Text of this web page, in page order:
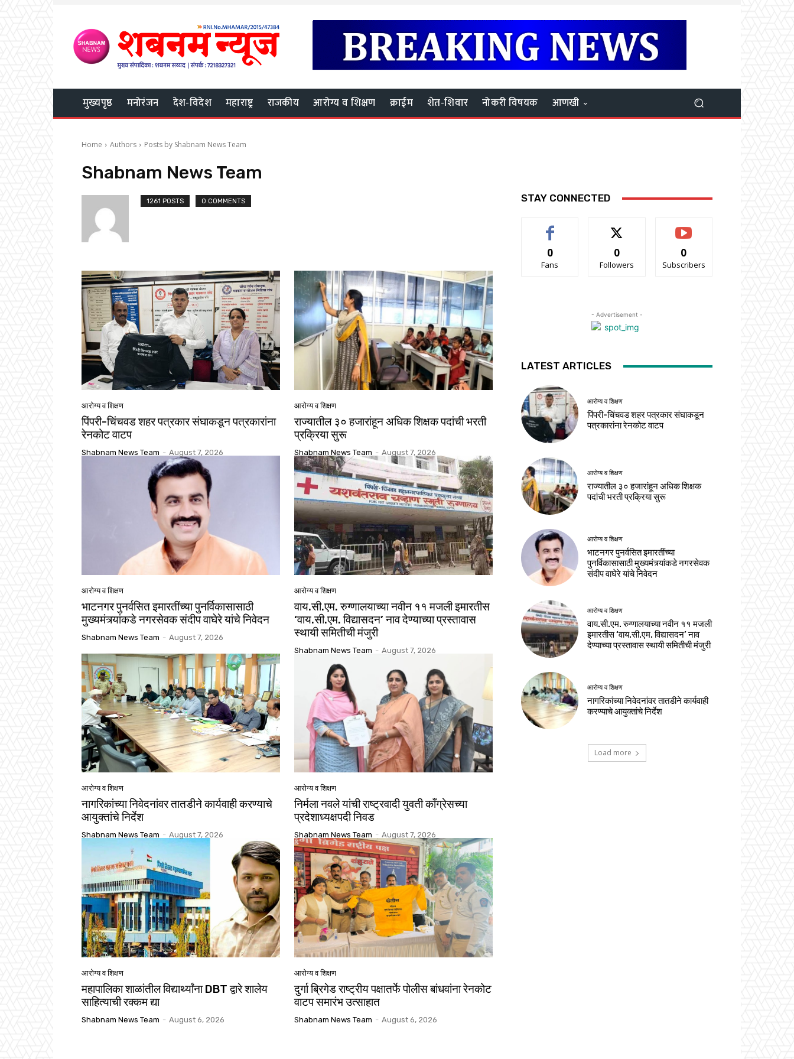
मुख्यपृष्ठ मनोरंजन देश-विदेश महाराष्ट्र राजकीय आरोग्य व शिक्षण क्राईम शेत-शिवार नोकरी विषयक आणखी
Home Authors Posts by Shabnam News Team
Shabnam News Team
1261 POSTS 0 COMMENTS
आरोग्य व शिक्षण
पिंपरी-चिंचवड शहर पत्रकार संघाकडून पत्रकारांना
रेनकोट वाटप
Shabnam News Team - August 7, 2026
आरोग्य व शिक्षण
राज्यातील ३० हजारांहून अधिक शिक्षक पदांची भरती
प्रक्रिया सुरू
Shabnam News Team - August 7, 2026
आरोग्य व शिक्षण
भाटनगर पुनर्वसित इमारतींच्या पुनर्विकासासाठी
मुख्यमंत्र्यांकडे नगरसेवक संदीप वाघेरे यांचे निवेदन
Shabnam News Team - August 7, 2026
आरोग्य व शिक्षण
वाय.सी.एम. रुग्णालयाच्या नवीन ११ मजली इमारतीस
‘वाय.सी.एम. विद्यासदन’ नाव देण्याच्या प्रस्तावास
स्थायी समितीची मंजुरी
Shabnam News Team - August 7, 2026
आरोग्य व शिक्षण
नागरिकांच्या निवेदनांवर तातडीने कार्यवाही करण्याचे
आयुक्तांचे निर्देश
Shabnam News Team - August 7, 2026
आरोग्य व शिक्षण
निर्मला नवले यांची राष्ट्रवादी युवती काँग्रेसच्या
प्रदेशाध्यक्षपदी निवड
Shabnam News Team - August 7, 2026
आरोग्य व शिक्षण
महापालिका शाळांतील विद्यार्थ्यांना DBT द्वारे शालेय
साहित्याची रक्कम द्या
Shabnam News Team - August 6, 2026
आरोग्य व शिक्षण
दुर्गा ब्रिगेड राष्ट्रीय पक्षातर्फे पोलीस बांधवांना रेनकोट
वाटप समारंभ उत्साहात
Shabnam News Team - August 6, 2026
STAY CONNECTED
0
Fans
0
Followers
0
Subscribers
- Advertisement -
LATEST ARTICLES
आरोग्य व शिक्षण
पिंपरी-चिंचवड शहर पत्रकार संघाकडून
पत्रकारांना रेनकोट वाटप
आरोग्य व शिक्षण
राज्यातील ३० हजारांहून अधिक शिक्षक
पदांची भरती प्रक्रिया सुरू
आरोग्य व शिक्षण
भाटनगर पुनर्वसित इमारतींच्या
पुनर्विकासासाठी मुख्यमंत्र्यांकडे नगरसेवक
संदीप वाघेरे यांचे निवेदन
आरोग्य व शिक्षण
वाय.सी.एम. रुग्णालयाच्या नवीन ११ मजली
इमारतीस ‘वाय.सी.एम. विद्यासदन’ नाव
देण्याच्या प्रस्तावास स्थायी समितीची मंजुरी
आरोग्य व शिक्षण
नागरिकांच्या निवेदनांवर तातडीने कार्यवाही
करण्याचे आयुक्तांचे निर्देश
Load more